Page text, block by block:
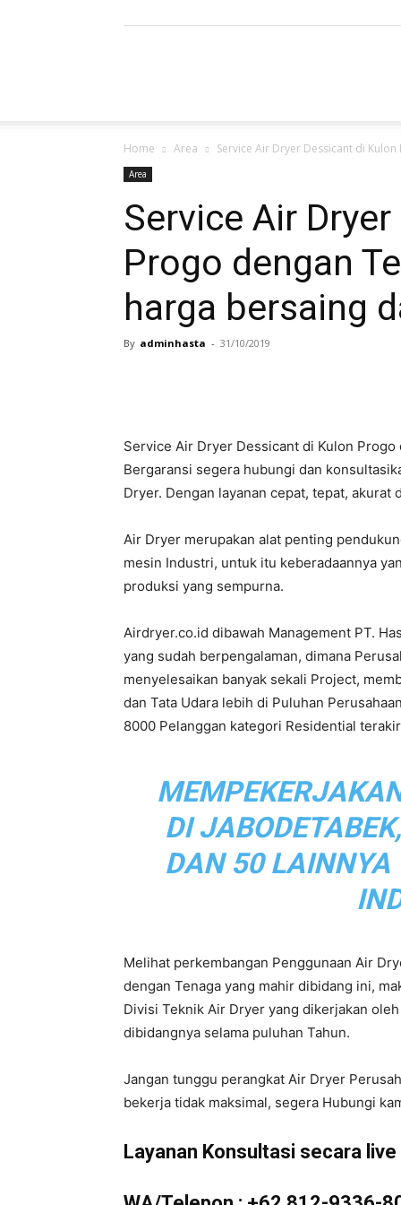
Air
Dryer
PT.
Hasta
Prakarsa
Cipta
Air
Home Area Service Air Dryer Dessicant di
Area
Service Air
Progo dengan
harga bersaing
By adminhasta - 31/10/2019
Service Air Dryer Dessicant di Kulon
Bergaransi segera hubungi dan
Dryer. Dengan layanan cepat, tepat, akurat
Air Dryer merupakan alat penting
mesin Industri, untuk itu keberadaannya
produksi yang sempurna.
Airdryer.co.id dibawah Management PT.
yang sudah berpengalaman, dimana
menyelesaikan banyak sekali Project,
dan Tata Udara lebih di Puluhan
8000 Pelanggan kategori Residential
DI
DAN 50 LAINNYA
Melihat perkembangan Penggunaan Air
dengan Tenaga yang mahir dibidang ini,
Divisi Teknik Air Dryer yang dikerjakan
dibidangnya selama puluhan Tahun.
Jangan tunggu perangkat Air Dryer
bekerja tidak maksimal, segera Hubungi
Layanan Konsultasi secara live